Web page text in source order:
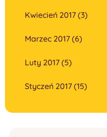
Kwiecień 2017 (3)
Marzec 2017 (6)
Luty 2017 (5)
Styczeń 2017 (15)